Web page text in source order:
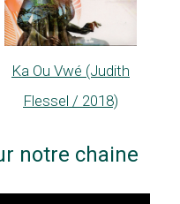
Ka Ou Vwé (Judith
Flessel / 2018)
notre chaine